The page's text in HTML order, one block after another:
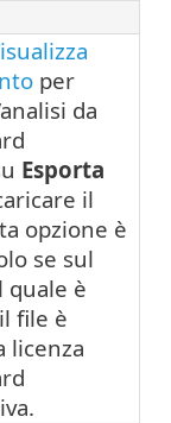
per
da
Esporta
il
opzione è
se sul
quale è
file è
licenza